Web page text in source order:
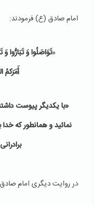
امام صادق (ع) فرمودند:
«تَوَاصَلُوا وَ تَبَارُّوا وَ
أَمَرَکمُ
«با یکدیگر پیوست
نمائید و همانطور که
در روایت دیگری امام